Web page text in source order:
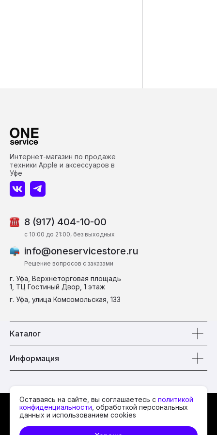
Оставаясь на сайте, вы соглашаетесь с политикой
конфиденциальности , обработкой персональных
данных и использованием cookies
8 (917) 404-10-00
г. Уфа, Верхнеторговая площадь
1, ТЦ Гостиный Двор, 1 этаж
г. Уфа, улица Комсомольская, 133
info@oneservicestore.ru
c 10:00 до 21:00, без выходных
Решение вопросов с заказами
Интернет-магазин по продаже
техники Apple и аксессуаров в
Уфе
Каталог
Информация
© 2026 One Service